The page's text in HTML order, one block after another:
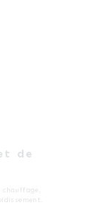
de